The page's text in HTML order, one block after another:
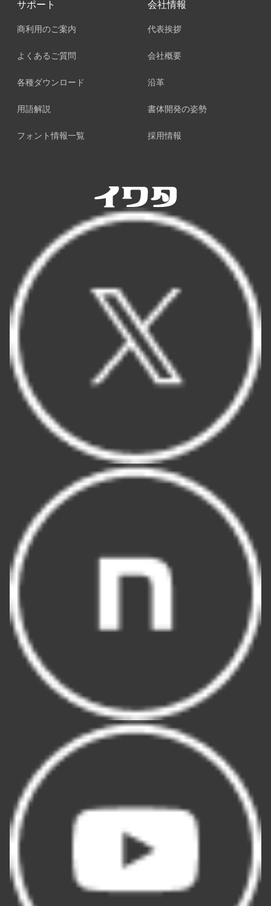
サポート
商利用のご案内
よくあるご質問
各種ダウンロード
用語解説
フォント情報一覧
会社情報
代表挨拶
会社概要
沿革
書体開発の姿勢
採用情報